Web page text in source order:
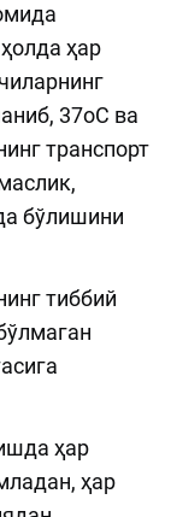
ҳар
37оС ва
транспорт
бўлишини
тиббий
ҳар
ҳар